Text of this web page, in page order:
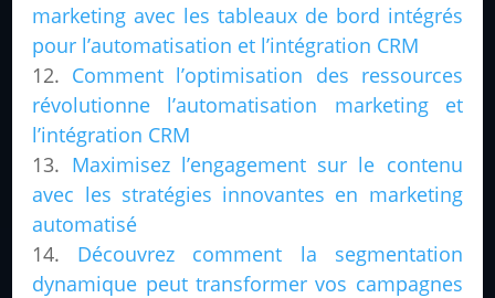
marketing avec les tableaux de bord intégrés
pour l’automatisation et l’intégration CRM
Comment l’optimisation des ressources
révolutionne l’automatisation marketing et
l’intégration CRM
Maximisez l’engagement sur le contenu
avec les stratégies innovantes en marketing
automatisé
Découvrez comment la segmentation
dynamique peut transformer vos campagnes